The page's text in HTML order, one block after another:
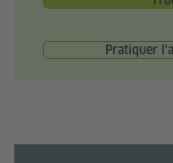
Pratiquer